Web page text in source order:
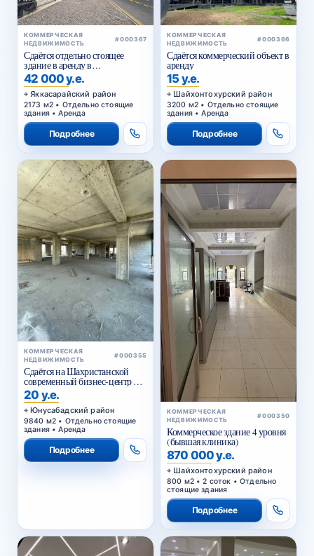
КОММЕРЧЕСКАЯ
НЕДВИЖИМОСТЬ
#000367
Сдаётся отдельно стоящее
здание в аренду в
Яккасарайском районе
42 000 у.е.
Яккасарайский район
2173 м2 • Отдельно стоящие
здания • Аренда
Подробнее
КОММЕРЧЕСКАЯ
НЕДВИЖИМОСТЬ
#000366
Сдаётся коммерческий объект в
аренду
15 у.е.
Шайхонтохурский район
3200 м2 • Отдельно стоящие
здания • Аренда
Подробнее
КОММЕРЧЕСКАЯ
НЕДВИЖИМОСТЬ
#000355
Сдаётся на Шахристанской
современный бизнес-центр в
аренду
20 у.е.
Юнусабадский район
9840 м2 • Отдельно стоящие
здания • Аренда
Подробнее
КОММЕРЧЕСКАЯ
НЕДВИЖИМОСТЬ
#000350
Коммерческое здание 4 уровня
(бывшая клиника)
870 000 у.е.
Шайхонтохурский район
800 м2 • 2 соток • Отдельно
стоящие здания
Подробнее